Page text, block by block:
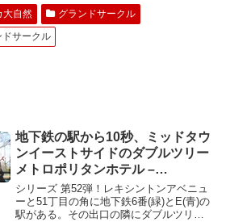
大自然
グランドサークル
ドサークル
地下鉄の駅から10秒、ミッドタウ
ンイーストサイドのダブルツリー
メトロポリタンホテル –
DoubleTree by Hilton
Metropolitan Hotel
シリーズ 第52弾！レキシントンアベニュ
ーと51丁目の角に地下鉄6番(緑)とE(青)の
駅がある。その出口の隣にダブルツリー